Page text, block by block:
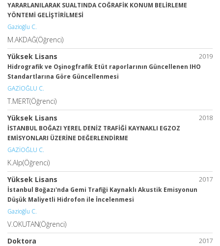
YARARLANILARAK SUALTINDA COĞRAFİK KONUM BELİRLEME
YÖNTEMİ GELİŞTİRİLMESİ
Gazioğlu C.
M.AKDAĞ(Öğrenci)
2019
Yüksek Lisans
Hidrografik ve Oşinogfrafik Etüt raporlarının Güncellenen IHO
Standartlarına Göre Güncellenmesi
GAZİOĞLU C.
T.MERT(Öğrenci)
2018
Yüksek Lisans
İSTANBUL BOĞAZI YEREL DENİZ TRAFİĞİ KAYNAKLI EGZOZ
EMİSYONLARI ÜZERİNE DEĞERLENDİRME
GAZİOĞLU C.
K.Alp(Öğrenci)
2017
Yüksek Lisans
İstanbul Boğazı'nda Gemi Trafiği Kaynaklı Akustik Emisyonun
Düşük Maliyetli Hidrofon ile İncelenmesi
Gazioğlu C.
V.OKUTAN(Öğrenci)
2017
Doktora